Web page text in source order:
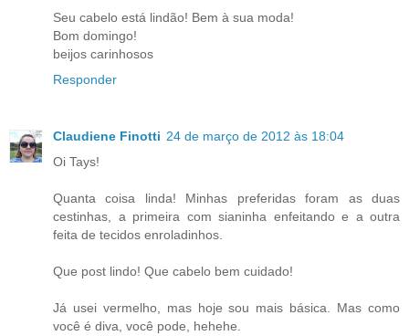
Seu cabelo está lindão! Bem à sua moda!
Bom domingo!
beijos carinhosos
Responder
Claudiene Finotti 24 de março de 2012 às 18:04
Oi Tays!
Quanta coisa linda! Minhas preferidas foram as duas
cestinhas, a primeira com sianinha enfeitando e a outra
feita de tecidos enroladinhos.
Que post lindo! Que cabelo bem cuidado!
Já usei vermelho, mas hoje sou mais básica. Mas como
você é diva, você pode, hehehe.